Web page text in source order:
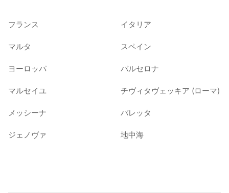
フランス イタリア
マルタ スペイン
ヨーロッパ バルセロナ
マルセイユ チヴィタヴェッキア (ローマ)
メッシーナ バレッタ
ジェノヴァ 地中海